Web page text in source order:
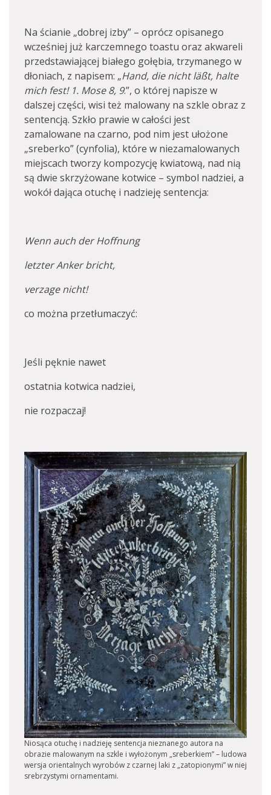
Na ścianie „dobrej izby” – oprócz opisanego
wcześniej już karczemnego toastu oraz akwareli
przedstawiającej białego gołębia, trzymanego w
dłoniach, z napisem: „Hand, die nicht läßt, halte
mich fest! 1. Mose 8, 9.”, o której napisze w
dalszej części, wisi też malowany na szkle obraz z
sentencją. Szkło prawie w całości jest
zamalowane na czarno, pod nim jest ułożone
„sreberko” (cynfolia), które w niezamalowanych
miejscach tworzy kompozycję kwiatową, nad nią
są dwie skrzyżowane kotwice – symbol nadziei, a
wokół dająca otuchę i nadzieję sentencja:
Wenn auch der Hoffnung
letzter Anker bricht,
verzage nicht!
co można przetłumaczyć:
Jeśli pęknie nawet
ostatnia kotwica nadziei,
nie rozpaczaj!
Niosąca otuchę i nadzieję sentencja nieznanego autora na
obrazie malowanym na szkle i wyłożonym „sreberkiem” – ludowa
wersja orientalnych wyrobów z czarnej laki z „zatopionymi” w niej
srebrzystymi ornamentami.